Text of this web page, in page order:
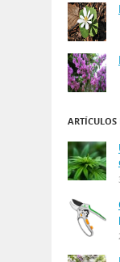
ARTÍCULOS